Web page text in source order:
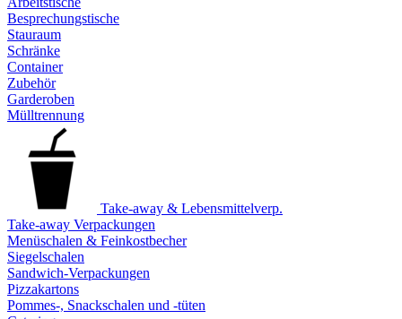
Besprechungstische
Stauraum
Schränke
Container
Zubehör
Garderoben
Mülltrennung
Take-away & Lebensmittelverp.
Take-away Verpackungen
Menüschalen & Feinkostbecher
Siegelschalen
Sandwich-Verpackungen
Pizzakartons
Pommes-, Snackschalen und -tüten